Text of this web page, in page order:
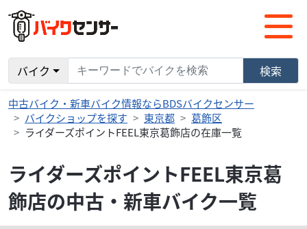
バイク 検索
中古バイク・新車バイク情報ならBDSバイクセンサー
バイクショップを探す
東京都
葛飾区
ライダーズポイントFEEL東京葛飾店の在庫一覧
ライダーズポイントFEEL東京葛
飾店の中古・新車バイク一覧